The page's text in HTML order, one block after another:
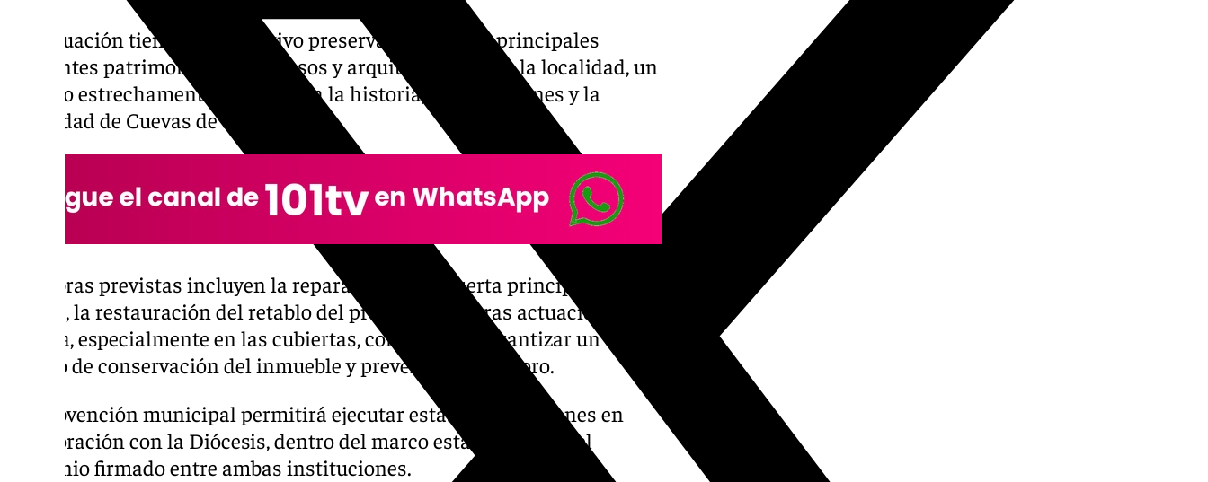
La actuación tiene como objetivo preservar uno de los principales
referentes patrimoniales, religiosos y arquitectónicos de la localidad, un
edificio estrechamente vinculado a la historia, las tradiciones y la
identidad de Cuevas de San Marcos.
Las obras previstas incluyen la reparación de la puerta principal de la
iglesia, la restauración del retablo del presbiterio y otras actuaciones de
mejora, especialmente en las cubiertas, con el fin de garantizar un mejor
estado de conservación del inmueble y prevenir su deterioro.
La subvención municipal permitirá ejecutar estas intervenciones en
colaboración con la Diócesis, dentro del marco establecido por el
convenio firmado entre ambas instituciones.